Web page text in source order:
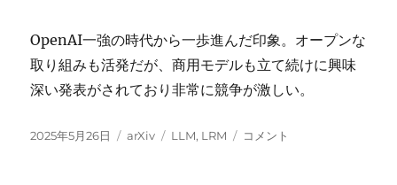
OpenAI一強の時代から一歩進んだ印象。オープンな
取り組みも活発だが、商用モデルも立て続けに興味
深い発表がされており非常に競争が激しい。
投
2025年5月26日
カ
arXiv
タ
LLM, LRM
Google
コメント